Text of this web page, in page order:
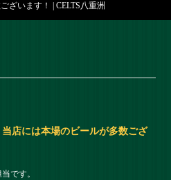
ざいます！ | CELTS八重洲
店には本場のビールが多数ござ
です。